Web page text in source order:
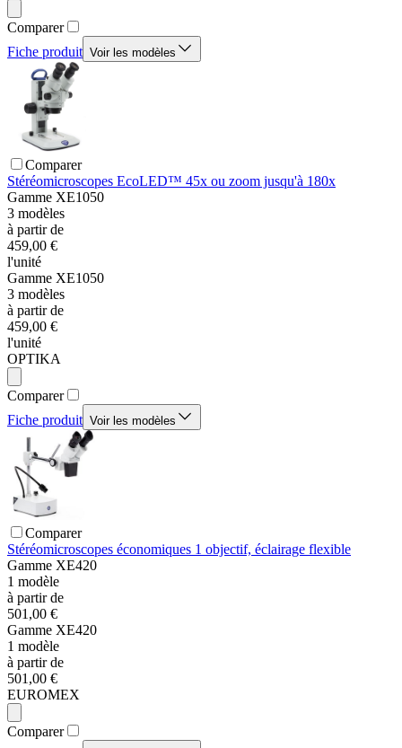
Comparer
Fiche produit Voir les modèles
Comparer
Stéréomicroscopes EcoLED™ 45x ou zoom jusqu'à 180x
Gamme XE1050
3 modèles
à partir de
459,00 €
l'unité
Gamme XE1050
3 modèles
à partir de
459,00 €
l'unité
OPTIKA
Comparer
Fiche produit Voir les modèles
Comparer
Stéréomicroscopes économiques 1 objectif, éclairage flexible
Gamme XE420
1 modèle
à partir de
501,00 €
Gamme XE420
1 modèle
à partir de
501,00 €
EUROMEX
Comparer